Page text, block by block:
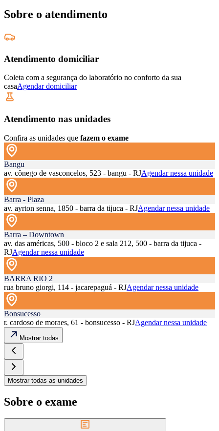
Sobre o atendimento
Atendimento domiciliar
Coleta com a segurança do laboratório no conforto da sua
casaAgendar domiciliar
Atendimento nas unidades
Confira as unidades que fazem o exame
Bangu
av. cônego de vasconcelos, 523 - bangu - RJAgendar nessa unidade
Barra - Plaza
av. ayrton senna, 1850 - barra da tijuca - RJAgendar nessa unidade
Barra – Downtown
av. das américas, 500 - bloco 2 e sala 212, 500 - barra da tijuca -
RJAgendar nessa unidade
BARRA RIO 2
rua bruno giorgi, 114 - jacarepaguá - RJAgendar nessa unidade
Bonsucesso
r. cardoso de moraes, 61 - bonsucesso - RJAgendar nessa unidade
Mostrar todas
Mostrar todas as unidades
Sobre o exame